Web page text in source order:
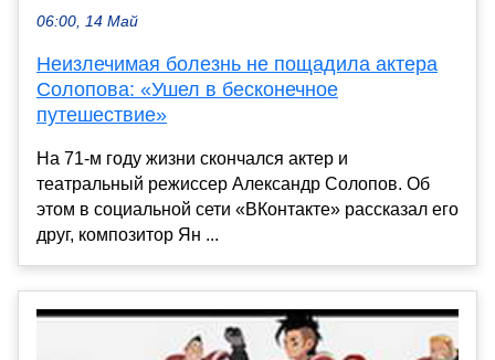
06:00, 14 Май
Неизлечимая болезнь не пощадила актера
Солопова: «Ушел в бесконечное
путешествие»
На 71-м году жизни скончался актер и
театральный режиссер Александр Солопов. Об
этом в социальной сети «ВКонтакте» рассказал его
друг, композитор Ян ...